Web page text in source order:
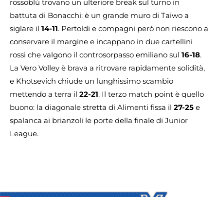
rossoblù trovano un ulteriore break sul turno in
battuta di Bonacchi: è un grande muro di Taiwo a
siglare il 14-11. Pertoldi e compagni però non riescono a
conservare il margine e incappano in due cartellini
rossi che valgono il controsorpasso emiliano sul 16-18.
La Vero Volley è brava a ritrovare rapidamente solidità,
e Khotsevich chiude un lunghissimo scambio
mettendo a terra il 22-21. Il terzo match point è quello
buono: la diagonale stretta di Alimenti fissa il 27-25 e
spalanca ai brianzoli le porte della finale di Junior
League.